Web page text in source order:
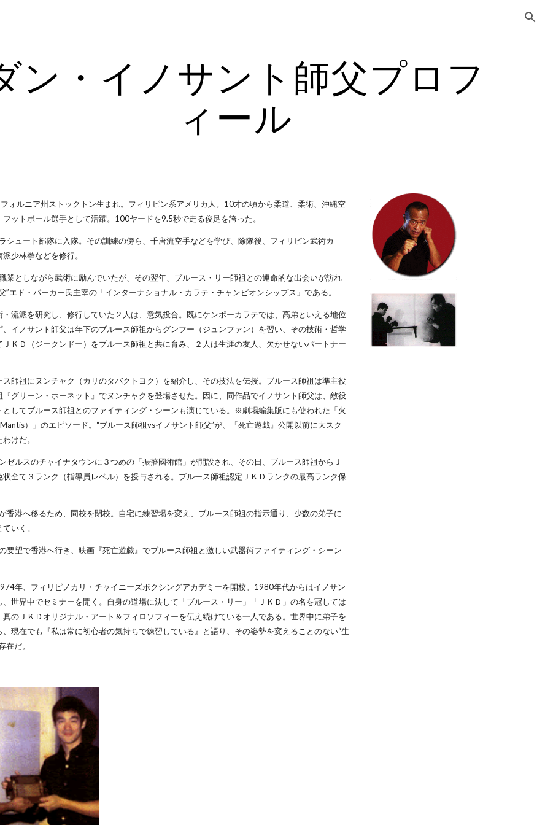
ン・イノサント師父プロフ
ィール
ォルニア州ストックトン生まれ。フィリピン系アメリカ人。10才の頃から柔道、柔術、沖縄空
ットボール選手として活躍。100ヤードを9.5秒で走る俊足を誇った。
シュート部隊に入隊。その訓練の傍ら、千唐流空手などを学び、除隊後、フィリピン武術カ
少林拳などを修行。
業としながら武術に励んでいたが、その翌年、ブルース・リー師祖との運命的な出会いが訪れ
”エド・パーカー氏主宰の「インターナショナル・カラテ・チャンピオンシップス」である。
流派を研究し、修行していた２人は、意気投合。既にケンポーカラテでは、高弟といえる地位
、イノサント師父は年下のブルース師祖からグンフー（ジュンファン）を習い、その技術・哲学
ＫＤ（ジークンドー）をブルース師祖と共に育み、２人は生涯の友人、欠かせないパートナー
ス師祖にヌンチャク（カリのタバクトヨク）を紹介し、その技法を伝授。ブルース師祖は準主役
『グリーン・ホーネット』でヌンチャクを登場させた。因に、同作品でイノサント師父は、敵役
としてブルース師祖とのファイティング・シーンも演じている。※劇場編集版にも使われた「火
）」のエピソード。“ブルース師祖vsイノサント師父”が、『死亡遊戯』公開以前に大スク
けだ。
ゼルスのチャイナタウンに３つめの「振藩國術館」が開設され、その日、ブルース師祖からＪ
状全て３ランク（指導員レベル）を授与される。ブルース師祖認定ＪＫＤランクの最高ランク保
香港へ移るため、同校を閉校。自宅に練習場を変え、ブルース師祖の指示通り、少数の弟子に
いく。
要望で香港へ行き、映画『死亡遊戯』でブルース師祖と激しい武器術ファイティング・シーン
年、フィリピノカリ・チャイニーズボクシングアカデミーを開校。1980年代からはイノサン
、世界中でセミナーを開く。自身の道場に決して「ブルース・リー」「ＪＫＤ」の名を冠しては
のＪＫＤオリジナル・アート＆フィロソフィーを伝え続けている一人である。世界中に弟子を
現在でも『私は常に初心者の気持ちで練習している』と語り、その姿勢を変えることのない“生
在だ。